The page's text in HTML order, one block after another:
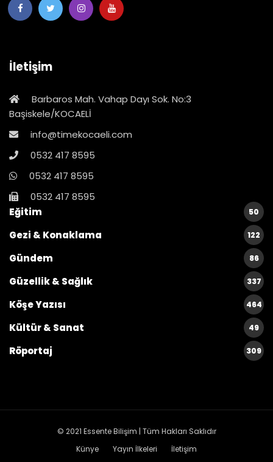
İletişim
Barbaros Mah. Vahap Dayı Sok. No:3
Başiskele/KOCAELİ
info@timekocaeli.com
0532 417 8595
0532 417 8595
0532 417 8595
Eğitim
50
Gezi & Konaklama 122
Gündem 86
Güzellik & Sağlık 337
Köşe Yazısı 464
Kültür & Sanat 49
Röportaj 309
© 2021 Essente Bilişim | Tüm Hakları Saklıdır
Künye
Yayın İlkeleri İletişim